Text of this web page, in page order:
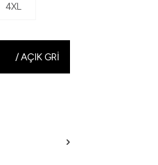
4XL
/AÇIK GRI